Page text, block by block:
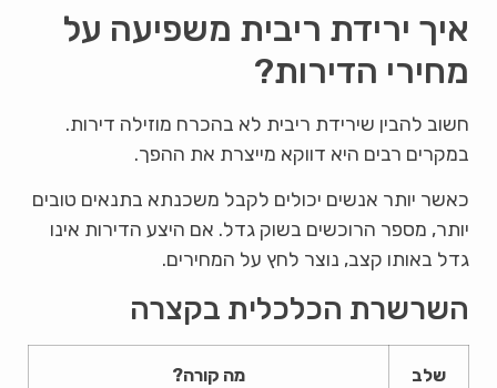
איך ירידת ריבית משפיעה על
מחירי הדירות?
חשוב להבין שירידת ריבית לא בהכרח מוזילה דירות.
במקרים רבים היא דווקא מייצרת את ההפך.
כאשר יותר אנשים יכולים לקבל משכנתא בתנאים טובים
יותר, מספר הרוכשים בשוק גדל. אם היצע הדירות אינו
גדל באותו קצב, נוצר לחץ על המחירים.
השרשרת הכלכלית בקצרה
שלב מה קורה?